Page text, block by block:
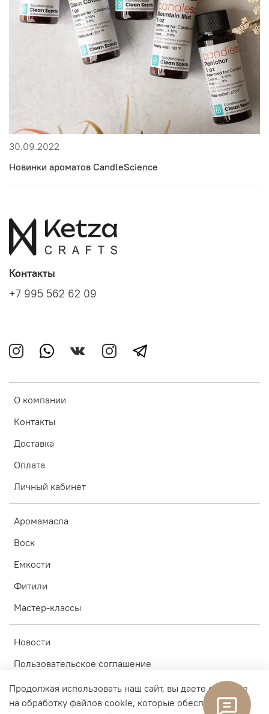
30.09.2022
Новинки ароматов CandleScience
О компании
Контакты
Доставка
Оплата
Личный кабинет
Аромамасла
Воск
Емкости
Фитили
Мастер-классы
Новости
Пользовательское соглашение
Условия обмена и возврата
Акции
Контакты
+7 995 562 62 09
Продолжая использовать наш сайт, вы даете согласие
на обработку файлов cookie, которые обеспечивают